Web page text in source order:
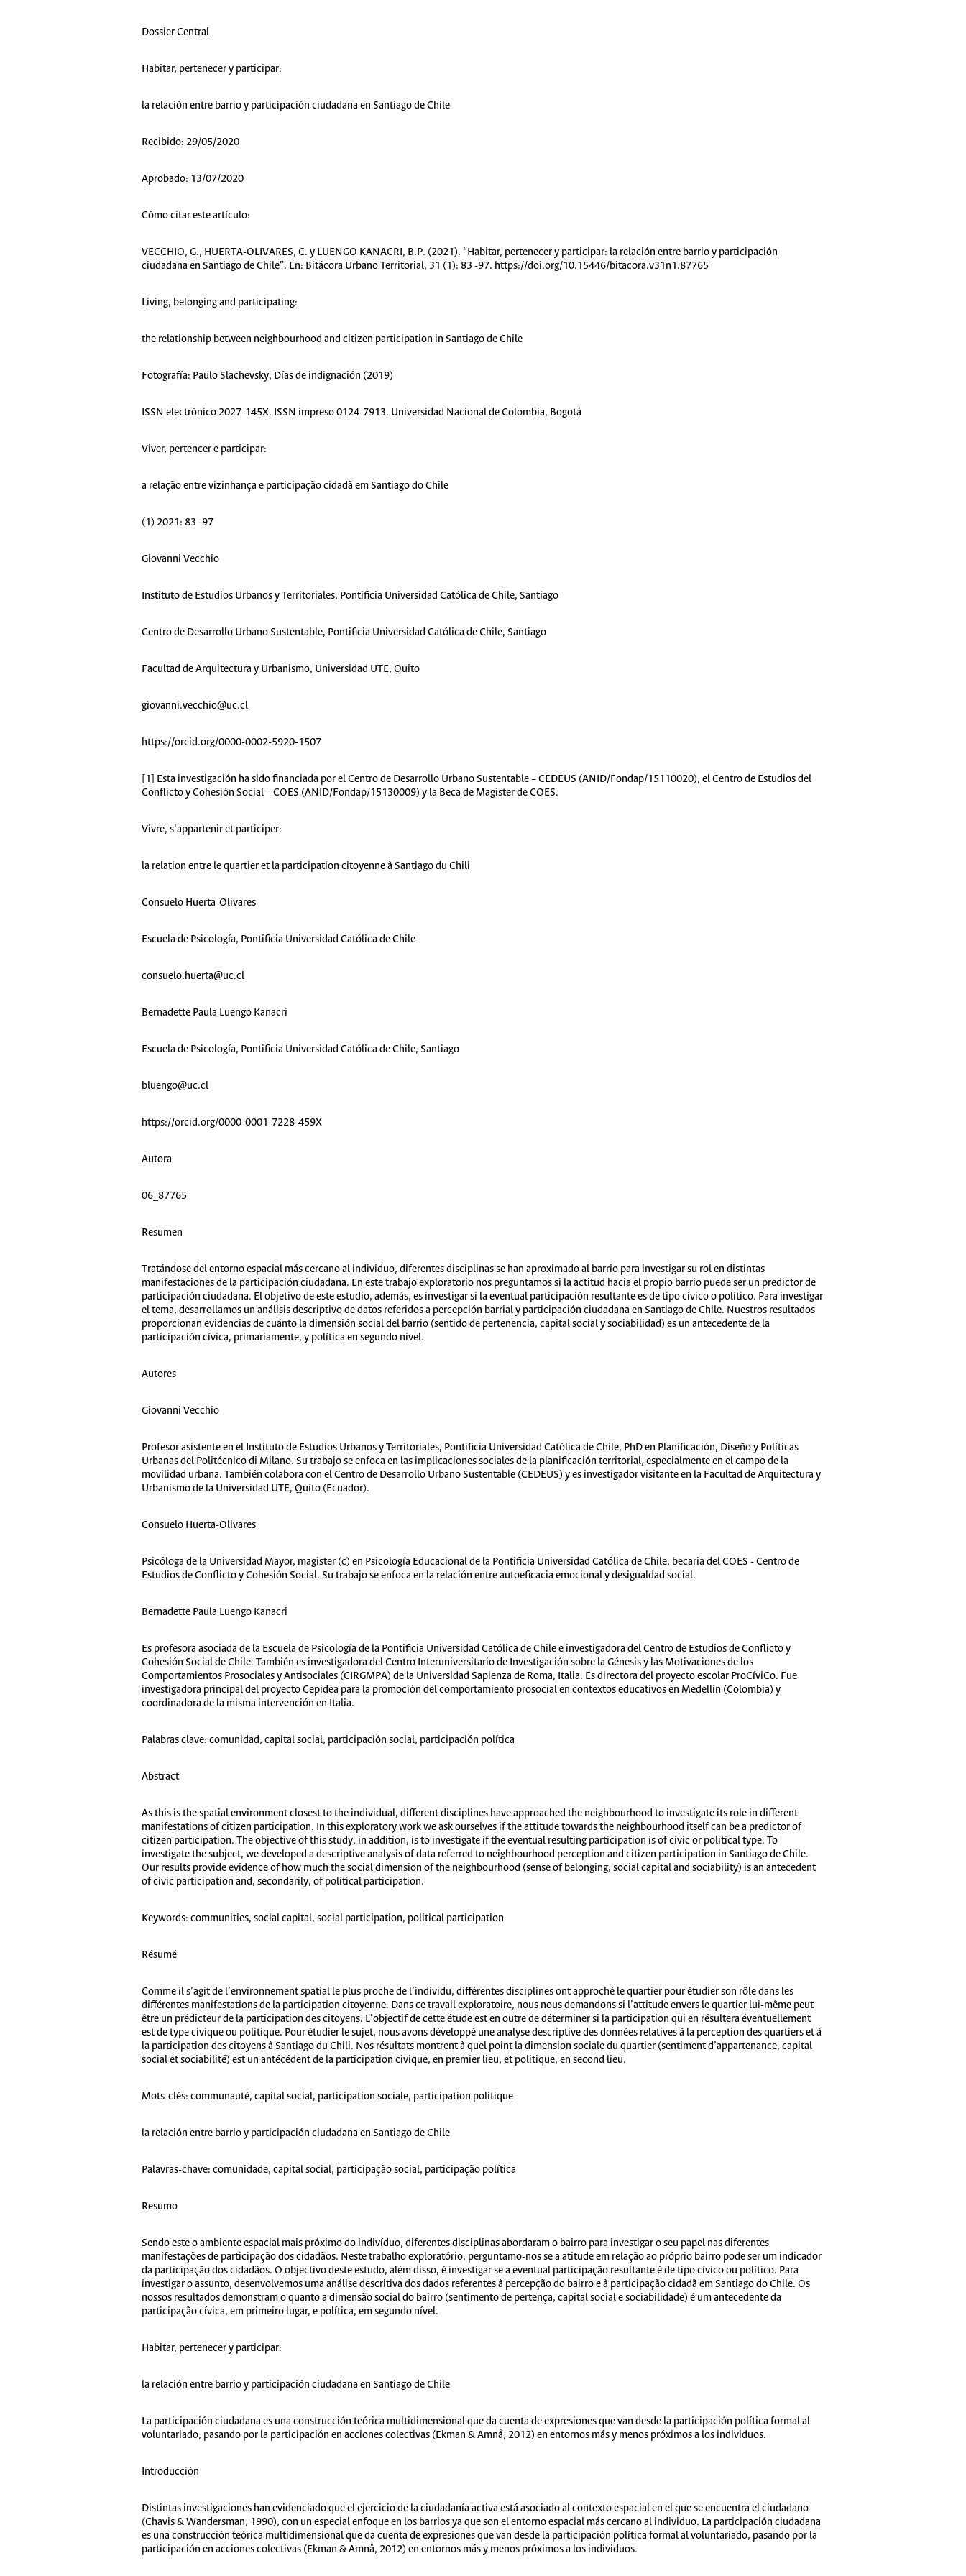
Dossier Central
Habitar, pertenecer y participar:
la relación entre barrio y participación ciudadana en Santiago de Chile
Recibido: 29/05/2020
Aprobado: 13/07/2020
Cómo citar este artículo:
VECCHIO, G., HUERTA-OLIVARES, C. y LUENGO KANACRI, B.P. (2021). “Habitar, pertenecer y participar: la relación entre barrio y participación
ciudadana en Santiago de Chile”. En: Bitácora Urbano Territorial, 31 (1): 83 -97. https://doi.org/10.15446/bitacora.v31n1.87765
Living, belonging and participating:
the relationship between neighbourhood and citizen participation in Santiago de Chile
Fotografía: Paulo Slachevsky, Días de indignación (2019)
ISSN electrónico 2027-145X. ISSN impreso 0124-7913. Universidad Nacional de Colombia, Bogotá
Viver, pertencer e participar:
a relação entre vizinhança e participação cidadã em Santiago do Chile
(1) 2021: 83 -97
Giovanni Vecchio
Instituto de Estudios Urbanos y Territoriales, Pontificia Universidad Católica de Chile, Santiago
Centro de Desarrollo Urbano Sustentable, Pontificia Universidad Católica de Chile, Santiago
Facultad de Arquitectura y Urbanismo, Universidad UTE, Quito
giovanni.vecchio@uc.cl
https://orcid.org/0000-0002-5920-1507
[1] Esta investigación ha sido financiada por el Centro de Desarrollo Urbano Sustentable – CEDEUS (ANID/Fondap/15110020), el Centro de Estudios del
Conflicto y Cohesión Social – COES (ANID/Fondap/15130009) y la Beca de Magister de COES.
Vivre, s’appartenir et participer:
la relation entre le quartier et la participation citoyenne à Santiago du Chili
Consuelo Huerta-Olivares
Escuela de Psicología, Pontificia Universidad Católica de Chile
consuelo.huerta@uc.cl
Bernadette Paula Luengo Kanacri
Escuela de Psicología, Pontificia Universidad Católica de Chile, Santiago
bluengo@uc.cl
https://orcid.org/0000-0001-7228-459X
Autora
06_87765
Resumen
Tratándose del entorno espacial más cercano al individuo, diferentes disciplinas se han aproximado al barrio para investigar su rol en distintas
manifestaciones de la participación ciudadana. En este trabajo exploratorio nos preguntamos si la actitud hacia el propio barrio puede ser un predictor de
participación ciudadana. El objetivo de este estudio, además, es investigar si la eventual participación resultante es de tipo cívico o político. Para investigar
el tema, desarrollamos un análisis descriptivo de datos referidos a percepción barrial y participación ciudadana en Santiago de Chile. Nuestros resultados
proporcionan evidencias de cuánto la dimensión social del barrio (sentido de pertenencia, capital social y sociabilidad) es un antecedente de la
participación cívica, primariamente, y política en segundo nivel.
Autores
Giovanni Vecchio
Profesor asistente en el Instituto de Estudios Urbanos y Territoriales, Pontificia Universidad Católica de Chile, PhD en Planificación, Diseño y Políticas
Urbanas del Politécnico di Milano. Su trabajo se enfoca en las implicaciones sociales de la planificación territorial, especialmente en el campo de la
movilidad urbana. También colabora con el Centro de Desarrollo Urbano Sustentable (CEDEUS) y es investigador visitante en la Facultad de Arquitectura y
Urbanismo de la Universidad UTE, Quito (Ecuador).
Consuelo Huerta-Olivares
Psicóloga de la Universidad Mayor, magister (c) en Psicología Educacional de la Pontificia Universidad Católica de Chile, becaria del COES - Centro de
Estudios de Conflicto y Cohesión Social. Su trabajo se enfoca en la relación entre autoeficacia emocional y desigualdad social.
Bernadette Paula Luengo Kanacri
Es profesora asociada de la Escuela de Psicología de la Pontificia Universidad Católica de Chile e investigadora del Centro de Estudios de Conflicto y
Cohesión Social de Chile. También es investigadora del Centro Interuniversitario de Investigación sobre la Génesis y las Motivaciones de los
Comportamientos Prosociales y Antisociales (CIRGMPA) de la Universidad Sapienza de Roma, Italia. Es directora del proyecto escolar ProCíviCo. Fue
investigadora principal del proyecto Cepidea para la promoción del comportamiento prosocial en contextos educativos en Medellín (Colombia) y
coordinadora de la misma intervención en Italia.
Palabras clave: comunidad, capital social, participación social, participación política
Abstract
As this is the spatial environment closest to the individual, different disciplines have approached the neighbourhood to investigate its role in different
manifestations of citizen participation. In this exploratory work we ask ourselves if the attitude towards the neighbourhood itself can be a predictor of
citizen participation. The objective of this study, in addition, is to investigate if the eventual resulting participation is of civic or political type. To
investigate the subject, we developed a descriptive analysis of data referred to neighbourhood perception and citizen participation in Santiago de Chile.
Our results provide evidence of how much the social dimension of the neighbourhood (sense of belonging, social capital and sociability) is an antecedent
of civic participation and, secondarily, of political participation.
Keywords: communities, social capital, social participation, political participation
Résumé
Comme il s’agit de l’environnement spatial le plus proche de l’individu, différentes disciplines ont approché le quartier pour étudier son rôle dans les
différentes manifestations de la participation citoyenne. Dans ce travail exploratoire, nous nous demandons si l’attitude envers le quartier lui-même peut
être un prédicteur de la participation des citoyens. L’objectif de cette étude est en outre de déterminer si la participation qui en résultera éventuellement
est de type civique ou politique. Pour étudier le sujet, nous avons développé une analyse descriptive des données relatives à la perception des quartiers et à
la participation des citoyens à Santiago du Chili. Nos résultats montrent à quel point la dimension sociale du quartier (sentiment d’appartenance, capital
social et sociabilité) est un antécédent de la participation civique, en premier lieu, et politique, en second lieu.
Mots-clés: communauté, capital social, participation sociale, participation politique
la relación entre barrio y participación ciudadana en Santiago de Chile
Palavras-chave: comunidade, capital social, participação social, participação política
Resumo
Sendo este o ambiente espacial mais próximo do indivíduo, diferentes disciplinas abordaram o bairro para investigar o seu papel nas diferentes
manifestações de participação dos cidadãos. Neste trabalho exploratório, perguntamo-nos se a atitude em relação ao próprio bairro pode ser um indicador
da participação dos cidadãos. O objectivo deste estudo, além disso, é investigar se a eventual participação resultante é de tipo cívico ou político. Para
investigar o assunto, desenvolvemos uma análise descritiva dos dados referentes à percepção do bairro e à participação cidadã em Santiago do Chile. Os
nossos resultados demonstram o quanto a dimensão social do bairro (sentimento de pertença, capital social e sociabilidade) é um antecedente da
participação cívica, em primeiro lugar, e política, em segundo nível.
Habitar, pertenecer y participar:
la relación entre barrio y participación ciudadana en Santiago de Chile
La participación ciudadana es una construcción teórica multidimensional que da cuenta de expresiones que van desde la participación política formal al
voluntariado, pasando por la participación en acciones colectivas (Ekman & Amnå, 2012) en entornos más y menos próximos a los individuos.
Introducción
Distintas investigaciones han evidenciado que el ejercicio de la ciudadanía activa está asociado al contexto espacial en el que se encuentra el ciudadano
(Chavis & Wandersman, 1990), con un especial enfoque en los barrios ya que son el entorno espacial más cercano al individuo. La participación ciudadana
es una construcción teórica multidimensional que da cuenta de expresiones que van desde la participación política formal al voluntariado, pasando por la
participación en acciones colectivas (Ekman & Amnå, 2012) en entornos más y menos próximos a los individuos.